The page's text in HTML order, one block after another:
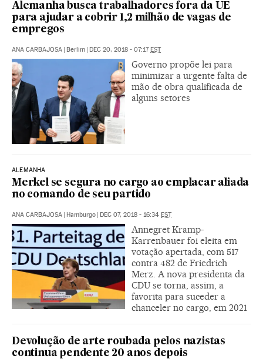
Alemanha busca trabalhadores fora da UE
para ajudar a cobrir 1,2 milhão de vagas de
empregos
ANA CARBAJOSA | Berlim | DEC 20, 2018 - 07:17EST
Governo propõe lei para
minimizar a urgente falta de
mão de obra qualificada de
alguns setores
ALEMANHA
Merkel se segura no cargo ao emplacar aliada
no comando de seu partido
ANA CARBAJOSA | Hamburgo | DEC 07, 2018 - 16:34 EST
Annegret Kramp-
Karrenbauer foi eleita em
votação apertada, com 517
contra 482 de Friedrich
Merz. A nova presidenta da
CDU se torna, assim, a
favorita para suceder a
chanceler no cargo, em 2021
Devolução de arte roubada pelos nazistas
continua pendente 20 anos depois